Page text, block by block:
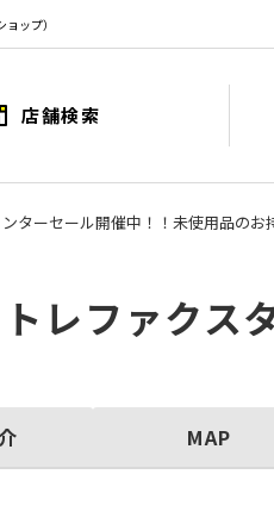
ップ）
店舗検索
ターセール開催中！！未使用品のお
トレファクス
MAP